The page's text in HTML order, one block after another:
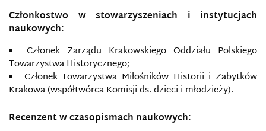
Członkostwo w stowarzyszeniach i instytucjach
naukowych:
Członek Zarządu Krakowskiego Oddziału Polskiego
Towarzystwa Historycznego;
Członek Towarzystwa Miłośników Historii i Zabytków
Krakowa (współtwórca Komisji ds. dzieci i młodzieży).
Recenzent w czasopismach naukowych: